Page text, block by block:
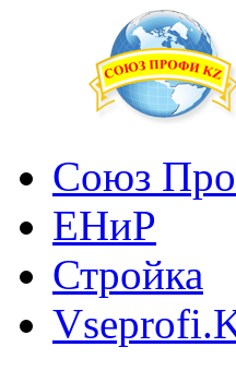
Союз
ЕНиР
Стройка